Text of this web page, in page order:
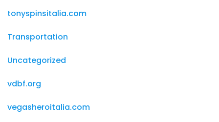
tonyspinsitalia.com
Transportation
Uncategorized
vdbf.org
vegasheroitalia.com